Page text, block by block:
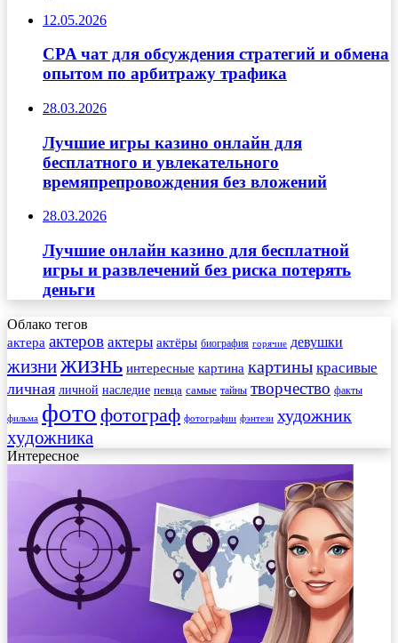
12.05.2026
CPA чат для обсуждения стратегий и обмена
опытом по арбитражу трафика
28.03.2026
Лучшие игры казино онлайн для
бесплатного и увлекательного
времяпрепровождения без вложений
28.03.2026
Лучшие онлайн казино для бесплатной
игры и развлечений без риска потерять
деньги
Облако тегов
актера актеров актеры актёры биография горячие девушки
жизнижизнь интересные картина картины красивые
личная личной наследие певца самые тайны творчество факты
фильма фото фотограф фотографии фэнтези художник
художника
Интересное